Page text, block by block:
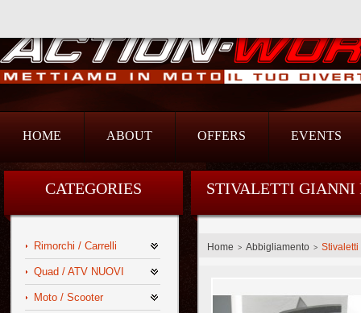
HOME ABOUT OFFERS EVENTS
CATEGORIES
Rimorchi / Carrelli
Quad / ATV NUOVI
Moto / Scooter
STIVALETTI GIANNI
Home > Abbigliamento >